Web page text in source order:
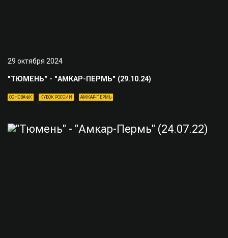
29 октября 2024
"ТЮМЕНЬ" - "АМКАР-ПЕРМЬ" (29.10.24)
ОСНОВА ФК КУБОК РОССИИ АМКАР-ПЕРМЬ